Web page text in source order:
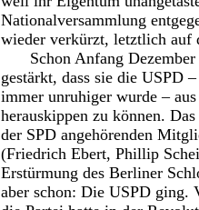
Nationalversammlung
wieder verkürzt, letztlich auf
Schon Anfang
gestärkt, dass sie die USPD
immer unruhiger wurde –
herauskippen zu können.
der SPD angehörenden
(Friedrich Ebert, Phillip
Erstürmung des Berliner
aber schon: Die USPD ging.